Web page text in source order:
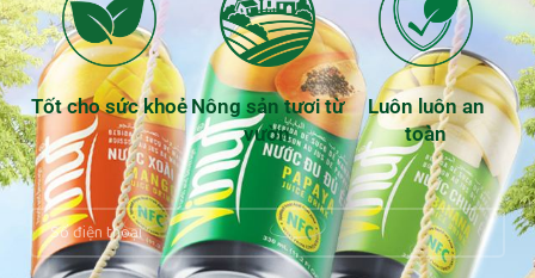
Tốt cho sức khoẻ Nông sản tươi từ
vườn
Luôn luôn an
toàn